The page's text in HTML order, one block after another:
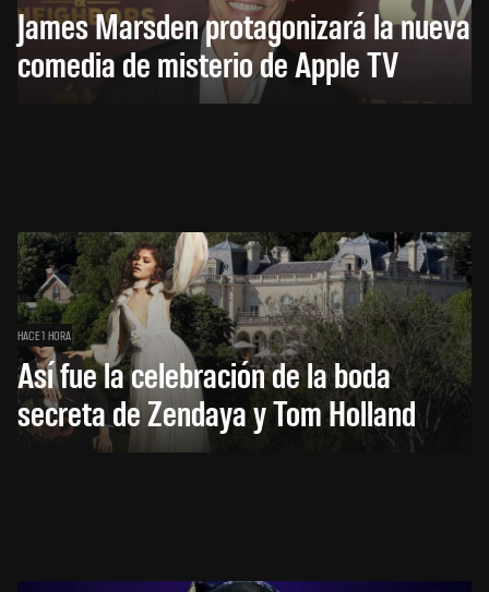
James Marsden protagonizará la nueva
comedia de misterio de Apple TV
HACE 1 HORA
Así fue la celebración de la boda
secreta de Zendaya y Tom Holland